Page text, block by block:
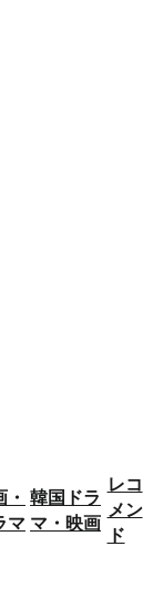
マ
韓国ドラ
マ・映画
レコ
メン
ド